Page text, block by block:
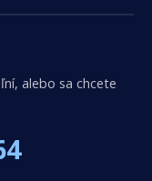
alebo sa chcete